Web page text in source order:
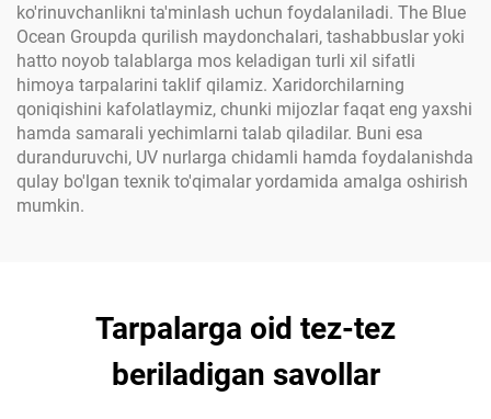
ko'rinuvchanlikni ta'minlash uchun foydalaniladi. The Blue
Ocean Groupda qurilish maydonchalari, tashabbuslar yoki
hatto noyob talablarga mos keladigan turli xil sifatli
himoya tarpalarini taklif qilamiz. Xaridorchilarning
qoniqishini kafolatlaymiz, chunki mijozlar faqat eng yaxshi
hamda samarali yechimlarni talab qiladilar. Buni esa
duranduruvchi, UV nurlarga chidamli hamda foydalanishda
qulay bo'lgan texnik to'qimalar yordamida amalga oshirish
mumkin.
Tarpalarga oid tez-tez
beriladigan savollar